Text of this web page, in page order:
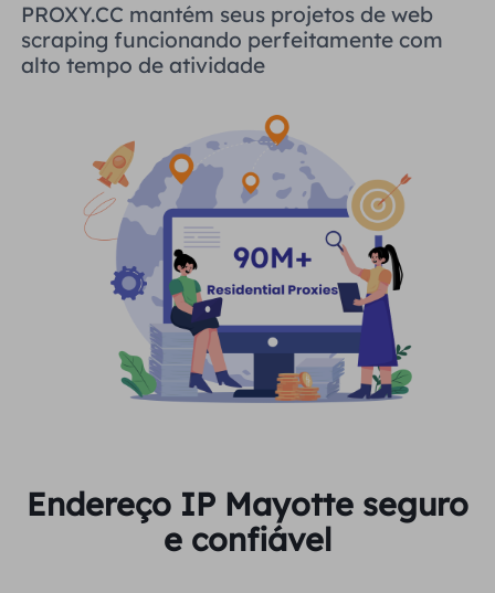
PROXY.CC mantém seus projetos de web
scraping funcionando perfeitamente com
alto tempo de atividade
Endereço IP Mayotte seguro
e confiável